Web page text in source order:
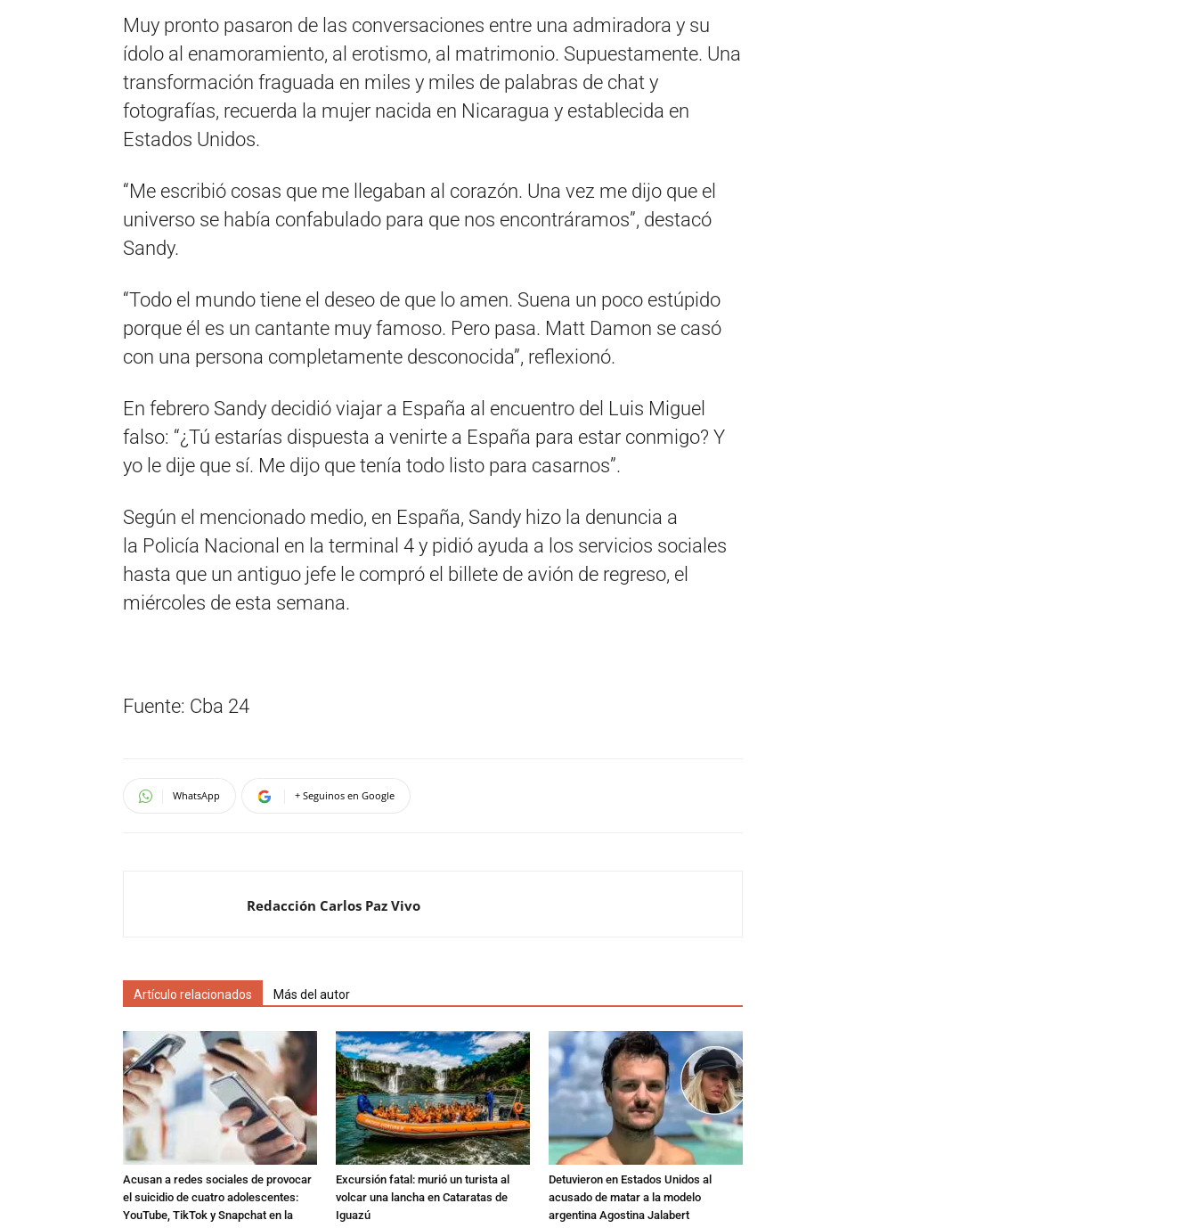
Muy pronto pasaron de las conversaciones entre una admiradora y su
ídolo al enamoramiento, al erotismo, al matrimonio. Supuestamente. Una
transformación fraguada en miles y miles de palabras de chat y
fotografías, recuerda la mujer nacida en Nicaragua y establecida en
Estados Unidos.
“Me escribió cosas que me llegaban al corazón. Una vez me dijo que el
universo se había confabulado para que nos encontráramos”, destacó
Sandy.
“Todo el mundo tiene el deseo de que lo amen. Suena un poco estúpido
porque él es un cantante muy famoso. Pero pasa. Matt Damon se casó
con una persona completamente desconocida”, reflexionó.
En febrero Sandy decidió viajar a España al encuentro del Luis Miguel
falso: “¿Tú estarías dispuesta a venirte a España para estar conmigo? Y
yo le dije que sí. Me dijo que tenía todo listo para casarnos”.
Según el mencionado medio, en España, Sandy hizo la denuncia a
la Policía Nacional en la terminal 4 y pidió ayuda a los servicios sociales
hasta que un antiguo jefe le compró el billete de avión de regreso, el
miércoles de esta semana.
Fuente: Cba 24
WhatsApp + Seguinos en Google
Redacción Carlos Paz Vivo
Artículo relacionados Más del autor
Acusan a redes sociales de provocar
el suicidio de cuatro adolescentes:
YouTube, TikTok y Snapchat en la
Excursión fatal: murió un turista al
volcar una lancha en Cataratas de
Iguazú
Detuvieron en Estados Unidos al
acusado de matar a la modelo
argentina Agostina Jalabert